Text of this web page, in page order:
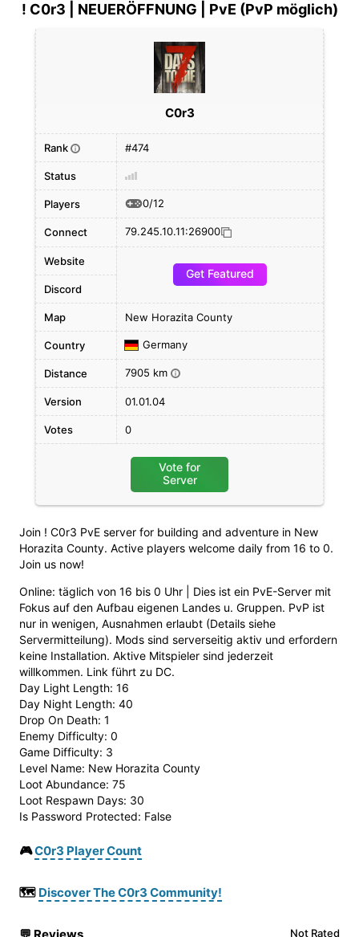
! C0r3 | NEUERÖFFNUNG | PvE (PvP möglich)
Join ! C0r3 PvE server for building and adventure in New
Horazita County. Active players welcome daily from 16 to 0.
Join us now!
Online: täglich von 16 bis 0 Uhr | Dies ist ein PvE-Server mit
Fokus auf den Aufbau eigenen Landes u. Gruppen. PvP ist
nur in wenigen, Ausnahmen erlaubt (Details siehe
Servermitteilung). Mods sind serverseitig aktiv und erfordern
keine Installation. Aktive Mitspieler sind jederzeit
willkommen. Link führt zu DC.
Day Light Length: 16
Day Night Length: 40
Drop On Death: 1
Enemy Difficulty: 0
Game Difficulty: 3
Level Name: New Horazita County
Loot Abundance: 75
Loot Respawn Days: 30
Is Password Protected: False
🎮C0r3 Player Count
🗺️ Discover The C0r3 Community!
Not Rated
C0r3
Rank i #474
Status
Players 0/12
Connect 79.245.10.11:26900
Website
Get Featured
Discord
Map New Horazita County
Country Germany
Distance 7905 km i
Version 01.01.04
Votes 0
Vote for
Server